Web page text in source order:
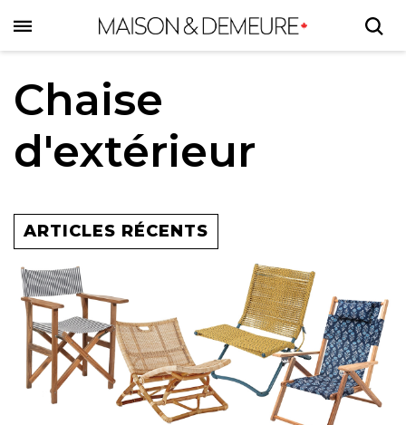
to
main
content
Chaise
d'extérieur
ARTICLES RÉCENTS